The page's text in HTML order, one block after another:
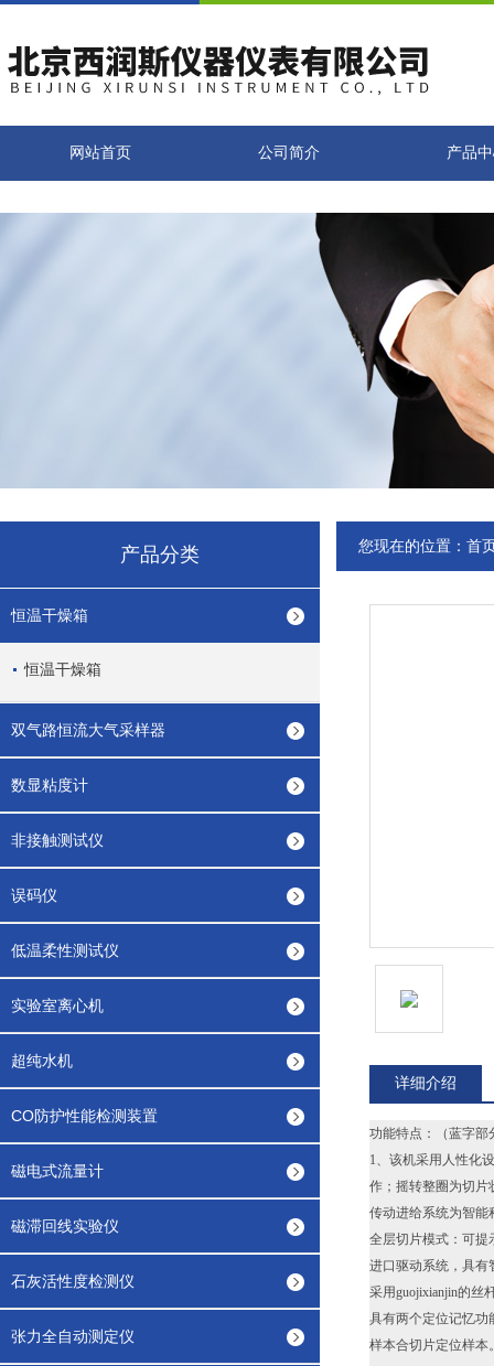
网站首页 公司简介 产品
产品分类
恒温干燥箱
恒温干燥箱
双气路恒流大气采样器
数显粘度计
非接触测试仪
误码仪
低温柔性测试仪
实验室离心机
超纯水机
CO防护性能检测装置
磁电式流量计
磁滞回线实验仪
石灰活性度检测仪
张力全自动测定仪
您现在的位置： 首
详细介绍
功能特点：（蓝字部
1、该机采用人性化
作；摇转整圈为切片
传动进给系统为智能
全层切片模式：可提
进口驱动系统，具有
采用guojixianjin的丝
具有两个定位记忆功
样本合切片定位样本